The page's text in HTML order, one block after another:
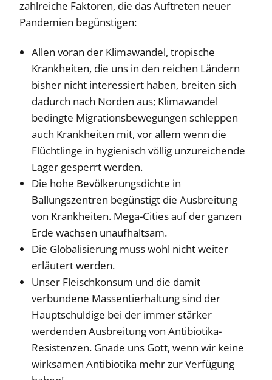
zahlreiche Faktoren, die das Auftreten neuer
Pandemien begünstigen:
Allen voran der Klimawandel, tropische
Krankheiten, die uns in den reichen Ländern
bisher nicht interessiert haben, breiten sich
dadurch nach Norden aus; Klimawandel
bedingte Migrationsbewegungen schleppen
auch Krankheiten mit, vor allem wenn die
Flüchtlinge in hygienisch völlig unzureichende
Lager gesperrt werden.
Die hohe Bevölkerungsdichte in
Ballungszentren begünstigt die Ausbreitung
von Krankheiten. Mega-Cities auf der ganzen
Erde wachsen unaufhaltsam.
Die Globalisierung muss wohl nicht weiter
erläutert werden.
Unser Fleischkonsum und die damit
verbundene Massentierhaltung sind der
Hauptschuldige bei der immer stärker
werdenden Ausbreitung von Antibiotika-
Resistenzen. Gnade uns Gott, wenn wir keine
wirksamen Antibiotika mehr zur Verfügung